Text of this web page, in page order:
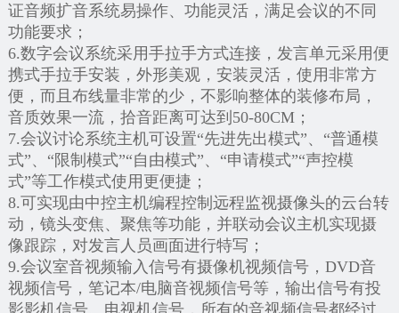
证音频扩音系统易操作、功能灵活，满足会议的不同
功能要求；
6.数字会议系统采用手拉手方式连接，发言单元采用便
携式手拉手安装，外形美观，安装灵活，使用非常方
便，而且布线量非常的少，不影响整体的装修布局，
音质效果一流，拾音距离可达到50-80CM；
7.会议讨论系统主机可设置“先进先出模式”、“普通模
式”、“限制模式”“自由模式”、“申请模式”“声控模
式”等工作模式使用更便捷；
8.可实现由中控主机编程控制远程监视摄像头的云台转
动，镜头变焦、聚焦等功能，并联动会议主机实现摄
像跟踪，对发言人员画面进行特写；
9.会议室音视频输入信号有摄像机视频信号，DVD音
视频信号，笔记本/电脑音视频信号等，输出信号有投